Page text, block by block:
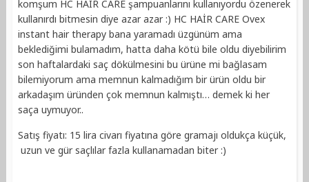
komşum HC HAİR CARE şampuanlarını kullanıyordu özenerek
kullanırdı bitmesin diye azar azar :) HC HAİR CARE Ovex
instant hair therapy bana yaramadı üzgünüm ama
beklediğimi bulamadım, hatta daha kötü bile oldu diyebilirim
son haftalardaki saç dökülmesini bu ürüne mi bağlasam
bilemiyorum ama memnun kalmadığım bir ürün oldu bir
arkadaşım üründen çok memnun kalmıştı… demek ki her
saça uymuyor..
Satış fiyatı: 15 lira civarı fiyatına göre gramajı oldukça küçük,
uzun ve gür saçlılar fazla kullanamadan biter :)